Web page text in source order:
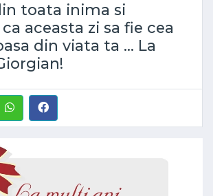
toata inima si
aceasta zi sa fie cea
din viata ta ... La